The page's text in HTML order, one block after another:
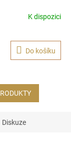
K dispozici
Do košíku
Diskuze